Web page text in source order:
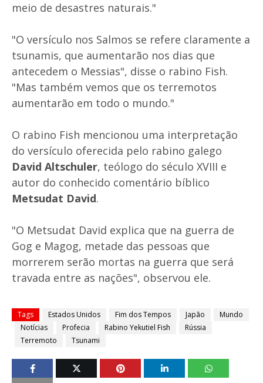
meio de desastres naturais."
"O versículo nos Salmos se refere claramente a
tsunamis, que aumentarão nos dias que
antecedem o Messias", disse o rabino Fish.
"Mas também vemos que os terremotos
aumentarão em todo o mundo."
O rabino Fish mencionou uma interpretação
do versículo oferecida pelo rabino galego
David Altschuler, teólogo do século XVIII e
autor do conhecido comentário bíblico
Metsudat David.
"O Metsudat David explica que na guerra de
Gog e Magog, metade das pessoas que
morrerem serão mortas na guerra que será
travada entre as nações", observou ele.
Tags Estados Unidos Fim dos Tempos Japão
Mundo
Notícias
Profecia Rabino Yekutiel Fish
Rússia
Terremoto
Tsunami